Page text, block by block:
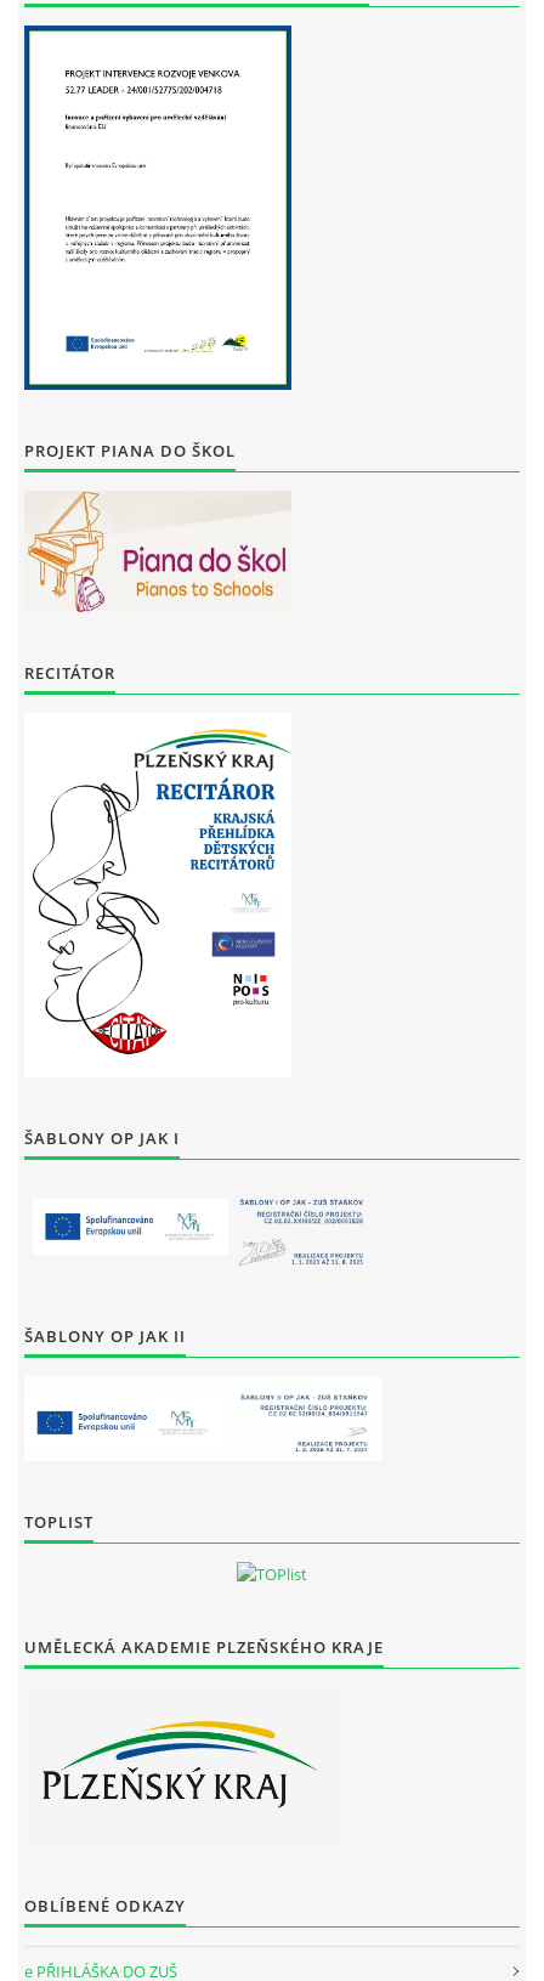
PROJEKT PIANA DO ŠKOL
RECITÁTOR
ŠABLONY OP JAK I
ŠABLONY OP JAK II
TOPLIST
UMĚLECKÁ AKADEMIE PLZEŇSKÉHO KRAJE
OBLÍBENÉ ODKAZY
e PŘIHLÁŠKA DO ZUŠ